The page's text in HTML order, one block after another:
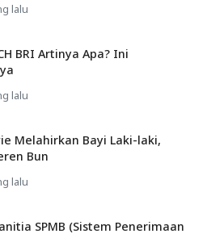
lalu
BRI Artinya Apa? Ini
lalu
Melahirkan Bayi Laki-laki,
Bun
lalu
SPMB (Sistem Penerimaan